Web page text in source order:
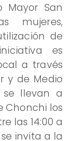
Mayor San
mujeres,
de
es
a través
y de Medio
se llevan a
Chonchi los
las 14:00 a
se invita a la